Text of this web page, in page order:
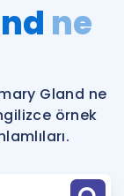
ne
Gland ne
örnek